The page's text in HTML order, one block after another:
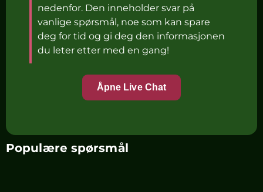
nedenfor. Den inneholder svar på
vanlige spørsmål, noe som kan spare
deg for tid og gi deg den informasjonen
du leter etter med en gang!
Åpne Live Chat
Populære spørsmål